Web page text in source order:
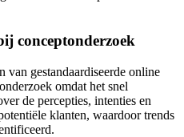
conceptonderzoek
van gestandaardiseerde online
omdat het snel
de percepties, intenties en
klanten, waardoor trends